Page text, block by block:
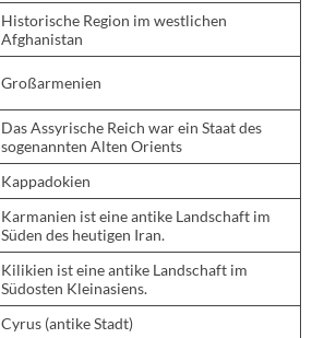
Historische Region im westlichen
Afghanistan
Großarmenien
Das Assyrische Reich war ein Staat des
sogenannten Alten Orients
Kappadokien
Karmanien ist eine antike Landschaft im
Süden des heutigen Iran.
Kilikien ist eine antike Landschaft im
Südosten Kleinasiens.
Cyrus (antike Stadt)